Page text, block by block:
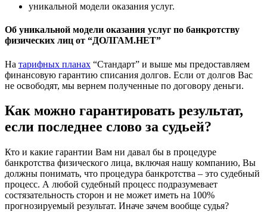
уникальной модели оказания услуг.
Об уникальной модели оказания услуг по банкротству
физических лиц от “ДОЛГАМ.НЕТ”
На тарифных планах “Стандарт” и выше мы предоставляем
финансовую гарантию списания долгов. Если от долгов Вас
не освободят, мы вернем полученные по договору деньги.
Как можно гарантировать результат,
если последнее слово за судьей?
Кто и какие гарантии Вам ни давал бы в процедуре
банкротства физического лица, включая нашу компанию, Вы
должны понимать, что процедура банкротства – это судебный
процесс. А любой судебный процесс подразумевает
состязательность сторон и не может иметь на 100%
прогнозируемый результат. Иначе зачем вообще судья?